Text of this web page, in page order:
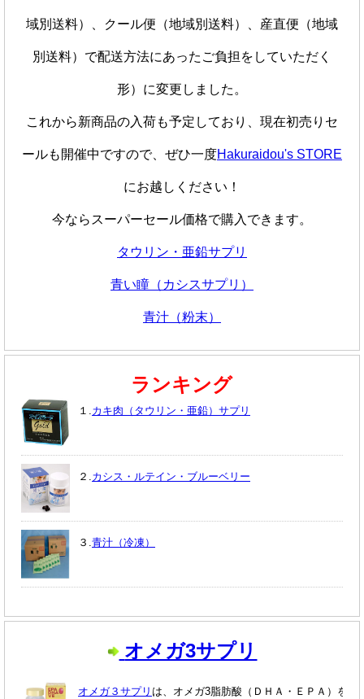
域別送料）、クール便（地域別送料）、産直便（地域
別送料）で配送方法にあったご負担をしていただく
形）に変更しました。
これから新商品の入荷も予定しており、現在初売りセ
ールも開催中ですので、ぜひ一度Hakuraidou's STORE
にお越しください！
今ならスーパーセール価格で購入できます。
タウリン・亜鉛サプリ
青い瞳（カシスサプリ）
青汁（粉末）
ランキング
１.カキ肉（タウリン・亜鉛）サプリ
２.カシス・ルテイン・ブルーベリー
３.青汁（冷凍）
オメガ3サプリ
オメガ３サプリ は、オメガ3脂肪酸（ＤＨＡ・ＥＰＡ）を補